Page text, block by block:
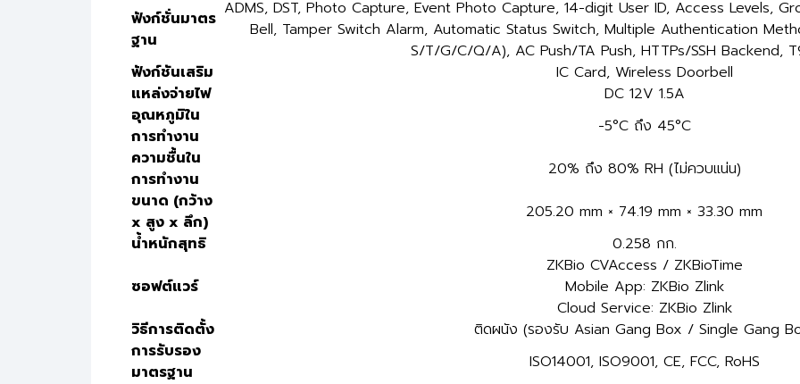
ฟังก์ชั่นมาตร
ฐาน
ADMS, DST, Photo Capture, Event Photo Capture, 14-digit User ID, Access Levels,
Bell, Tamper Switch Alarm, Automatic Status Switch, Multiple Authentication
S/T/G/C/Q/A), AC Push/TA Push, HTTPs/SSH Backend,
ฟังก์ชันเสริม
IC Card, Wireless Doorbell
แหล่งจ่ายไฟ
DC 12V 1.5A
อุณหภูมิใน
การทำงาน
-5°C ถึง 45°C
ความชื้นใน
การทำงาน
20% ถึง 80% RH (ไม่ควบแน่น)
ขนาด (กว้าง
x สูง x ลึก)
205.20 mm × 74.19 mm × 33.30 mm
น้ำหนักสุทธิ
0.258 กก.
ซอฟต์แวร์
ZKBio CVAccess / ZKBioTime
Mobile App: ZKBio Zlink
Cloud Service: ZKBio Zlink
วิธีการติดตั้ง
ติดผนัง (รองรับ Asian Gang Box / Single Gang
การรับรอง
มาตรฐาน
ISO14001, ISO9001, CE, FCC, RoHS